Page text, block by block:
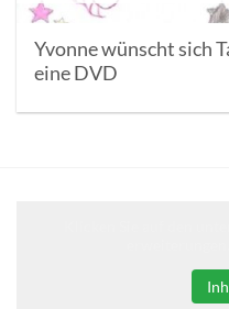
Yvonne wünscht sich
eine DVD